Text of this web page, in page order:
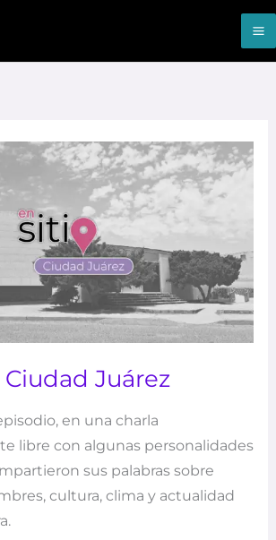
Juárez
en una charla
libre con algunas personalidades
sus palabras sobre
cultura, clima y actualidad